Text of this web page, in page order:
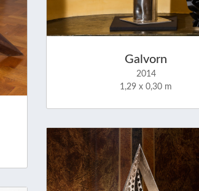
Galvorn
2014
1,29 x 0,30 m